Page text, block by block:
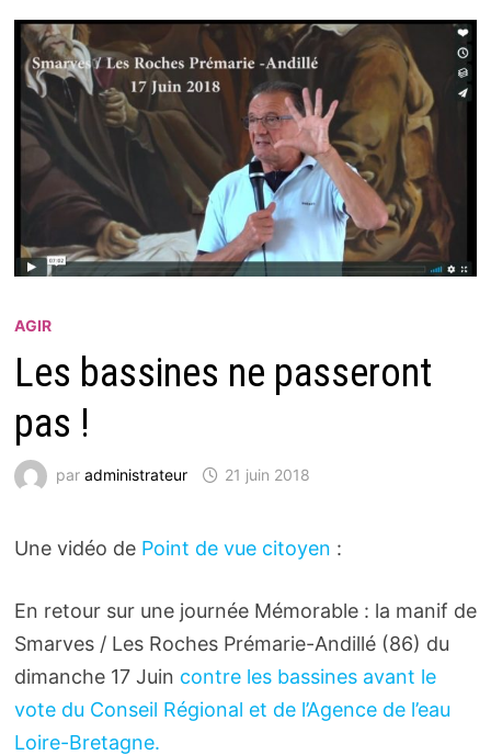
AGIR
Les bassines ne passeront
pas !
par administrateur 21 juin 2018
Une vidéo de Point de vue citoyen :
En retour sur une journée Mémorable : la manif de
Smarves / Les Roches Prémarie-Andillé (86) du
dimanche 17 Juin contre les bassines avant le
vote du Conseil Régio­nal et de l’Agence de l’eau
Loire-Bretagne.